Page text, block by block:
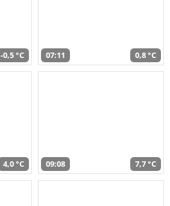
-0,5 °C 07:11 0,8 °C
4,0 °C 09:08 7,7 °C